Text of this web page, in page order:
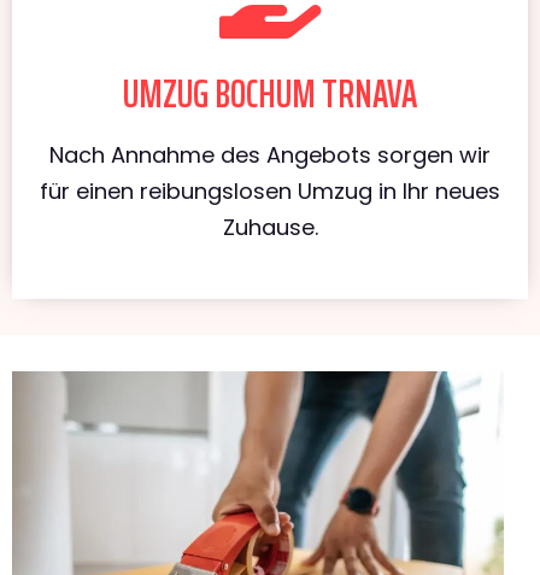
UMZUG BOCHUM TRNAVA
Nach Annahme des Angebots sorgen wir
für einen reibungslosen Umzug in Ihr neues
Zuhause.